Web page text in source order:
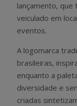
lançamento,
veiculado em
eventos.
A logomarca
brasileiras,
enquanto a
diversidade e
criadas